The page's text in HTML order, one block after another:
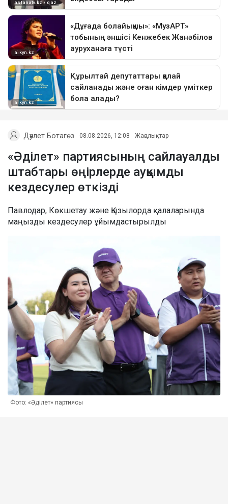
Дәулет Ботагөз 08.08.2026, 12:08 Жаңалықтар
«Әділет» партиясының сайлауалды
штабтары өңірлерде ауқымды
кездесулер өткізді
Павлодар, Көкшетау және Қызылорда қалаларында
маңызды кездесулер ұйымдастырылды
Фото: «Әділет» партиясы